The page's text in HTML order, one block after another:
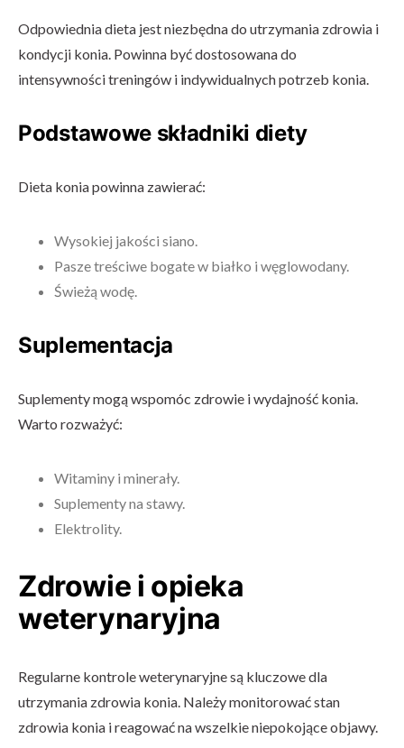
Odpowiednia dieta jest niezbędna do utrzymania zdrowia i
kondycji konia. Powinna być dostosowana do
intensywności treningów i indywidualnych potrzeb konia.
Podstawowe składniki diety
Dieta konia powinna zawierać:
Wysokiej jakości siano.
Pasze treściwe bogate w białko i węglowodany.
Świeżą wodę.
Suplementacja
Suplementy mogą wspomóc zdrowie i wydajność konia.
Warto rozważyć:
Witaminy i minerały.
Suplementy na stawy.
Elektrolity.
Zdrowie i opieka
weterynaryjna
Regularne kontrole weterynaryjne są kluczowe dla
utrzymania zdrowia konia. Należy monitorować stan
zdrowia konia i reagować na wszelkie niepokojące objawy.